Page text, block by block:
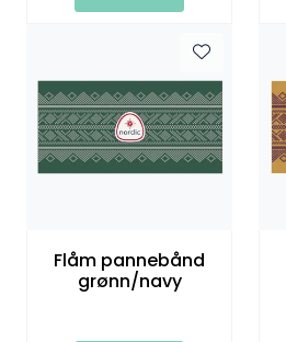
Flåm pannebånd
grønn/navy